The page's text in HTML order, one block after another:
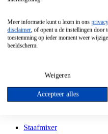
Vrijstaande Magnetron
Vrijstaande Kookplaat
Inbouw Gaskookplaat
Inbouw Keramische
Kookplaat Accessoires
Staafmixer
Meer informatie kunt u lezen in ons
disclaimer, of opent u de instellingen door
toestemming op ieder moment weer
beeldscherm.
Weigeren
Accepteer alles